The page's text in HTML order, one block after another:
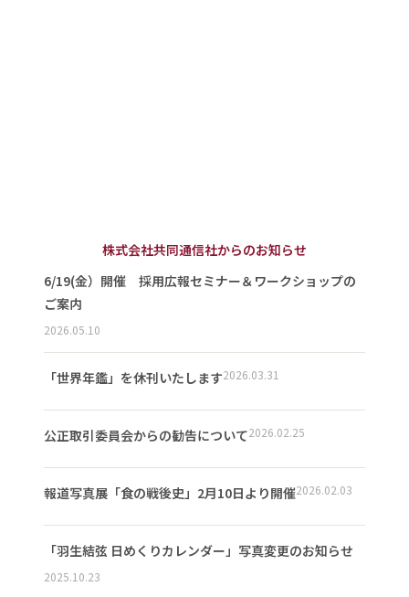
株式会社共同通信社からのお知らせ
6/19(金）開催 採用広報セミナー＆ワークショップの
ご案内
2026.05.10
「世界年鑑」を休刊いたします2026.03.31
公正取引委員会からの勧告について2026.02.25
報道写真展「食の戦後史」2月10日より開催2026.02.03
「羽生結弦 日めくりカレンダー」写真変更のお知らせ
2025.10.23